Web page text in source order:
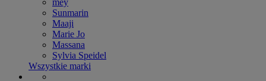
Sunmarin
Maaji
Marie Jo
Massana
Sylvia Speidel
Wszystkie marki